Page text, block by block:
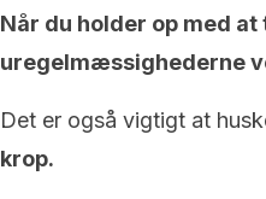
Når du holder op med
uregelmæssighederne
Det er også vigtigt at
krop.